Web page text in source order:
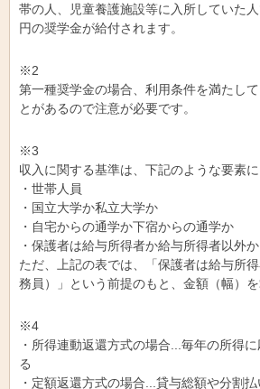
帯の人、児童養護施設等に入所していた
円の奨学金が給付されます。
※2
第一種奨学金の場合、利用条件を満たし
とがあるので注意が必要です。
※3
収入に関する基準は、下記のような要素に
・世帯人員
・国立大学か私立大学か
・自宅からの通学か下宿からの通学か
・保護者は給与所得者か給与所得者以外か
ただ、上記の表では、「保護者は給与所
務員）」という前提のもと、金額（幅）を
※4
・所得連動返還方式の場合...毎年の所得
る
・定額返還方式の場合...貸与総額や分割